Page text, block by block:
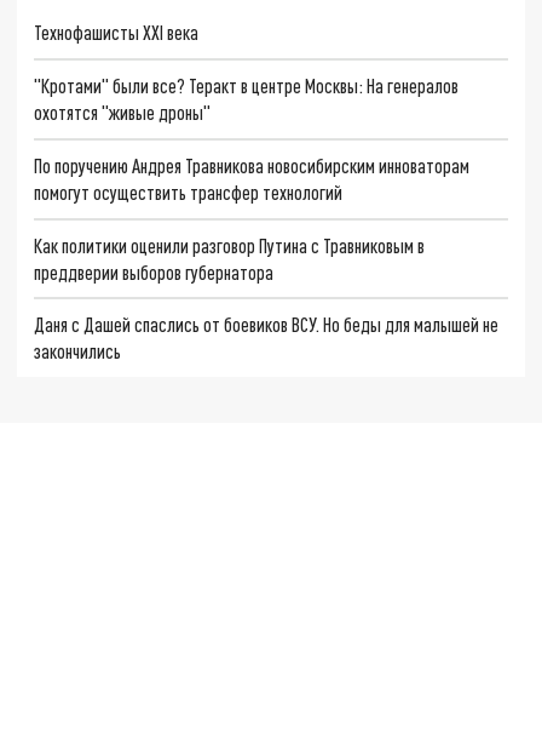
Технофашисты XXI века
"Кротами" были все? Теракт в центре Москвы: На генералов
охотятся "живые дроны"
По поручению Андрея Травникова новосибирским инноваторам
помогут осуществить трансфер технологий
Как политики оценили разговор Путина с Травниковым в
преддверии выборов губернатора
Даня с Дашей спаслись от боевиков ВСУ. Но беды для малышей не
закончились